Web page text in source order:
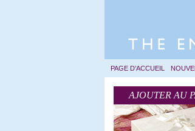
PAGE D’ACCUEIL
AJOUTER AU